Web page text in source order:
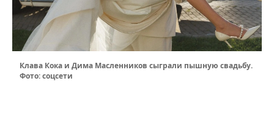
Клава Кока и Дима Масленников сыграли пышную свадьбу.
Фото: соцсети